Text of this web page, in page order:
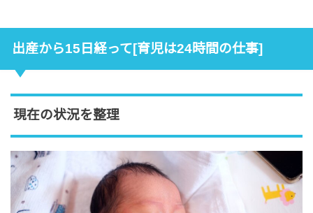
出産から15日経って[育児は24時間の仕事]
現在の状況を整理